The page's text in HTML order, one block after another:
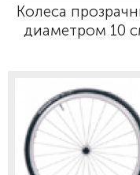
Колеса
диаметром 10